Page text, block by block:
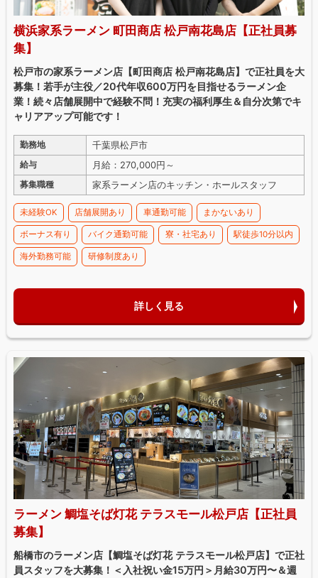
横浜家系ラーメン 町田商店 松戸南花島店【正社員募
集】
松戸市の家系ラーメン店【町田商店 松戸南花島店】で正社員を大
募集！若手が主役／20代年収600万円を目指せるラーメン企
業！続々店舗展開中で経験不問！充実の福利厚生＆自分次第でキ
ャリアアップ可能です！
勤務地 千葉県松戸市
給与 月給：270,000円～
募集職種 家系ラーメン店のキッチン・ホールスタッフ
未経験OK 店舗展開あり 車通勤可能 まかないあり
ボーナス有り バイク通勤可能 寮・社宅あり 駅徒歩10分以内
海外勤務可能 研修制度あり
詳しく見る
ラーメン 鯛塩そば灯花 テラスモール松戸店【正社員
募集】
船橋市のラーメン店【鯛塩そば灯花 テラスモール松戸店】で正社
員スタッフを大募集！＜入社祝い金15万円＞月給30万円〜＆週